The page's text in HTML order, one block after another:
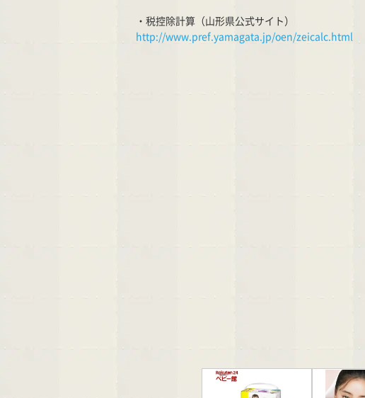
・税控除計算（山形県公式サイト）
http://www.pref.yamagata.jp/oen/zeicalc.html